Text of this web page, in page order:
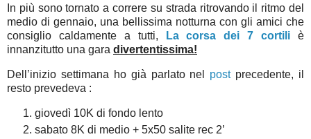
In più sono tornato a correre su strada ritrovando il ritmo del
medio di gennaio, una bellissima notturna con gli amici che
consiglio caldamente a tutti,
La corsa dei 7 cortili è
innanzitutto una gara divertentissima!
Dell’inizio settimana ho già parlato nel postprecedente, il
resto prevedeva :
giovedì 10K di fondo lento
sabato 8K di medio + 5x50 salite rec 2’